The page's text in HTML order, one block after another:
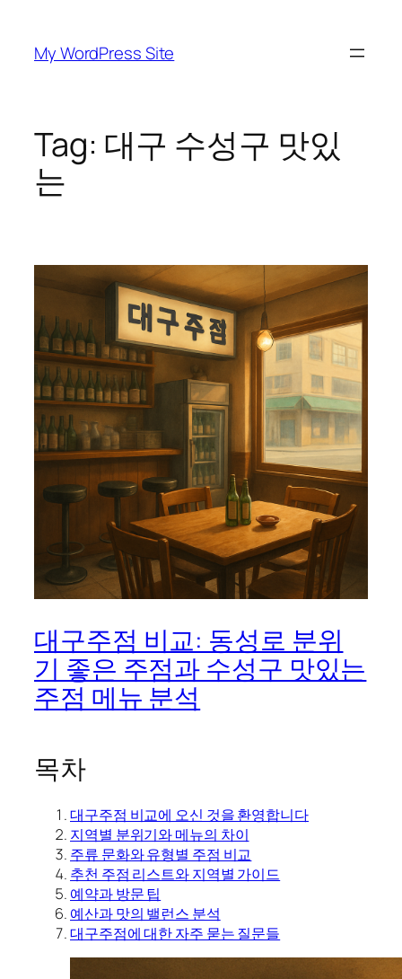
content
My WordPress Site
Tag: 대구 수성구 맛있
는
대구주점 비교: 동성로 분위
기 좋은 주점과 수성구 맛있는
주점 메뉴 분석
목차
대구주점 비교에 오신 것을 환영합니다
지역별 분위기와 메뉴의 차이
주류 문화와 유형별 주점 비교
추천 주점 리스트와 지역별 가이드
예약과 방문 팁
예산과 맛의 밸런스 분석
대구주점에 대한 자주 묻는 질문들